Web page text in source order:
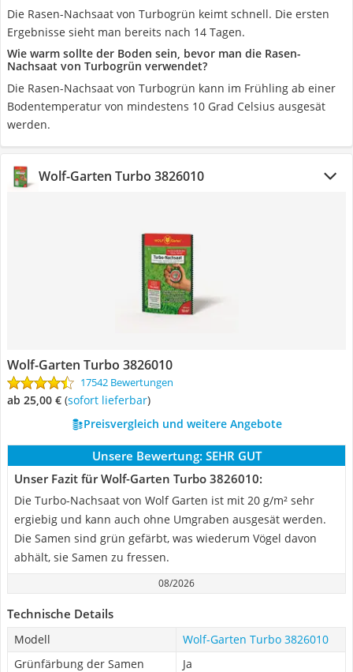
Die Rasen-Nachsaat von Turbogrün keimt schnell. Die ersten
Ergebnisse sieht man bereits nach 14 Tagen.
Wie warm sollte der Boden sein, bevor man die Rasen-
Nachsaat von Turbogrün verwendet?
Die Rasen-Nachsaat von Turbogrün kann im Frühling ab einer
Bodentemperatur von mindestens 10 Grad Celsius ausgesät
werden.
Wolf-Garten Turbo 3826010
Wolf-Garten Turbo 3826010
17542 Bewertungen
ab 25,00 € ( Sofort lieferbar)
Preisvergleich und weitere Angebote
Unsere Bewertung: SEHR GUT
Unser Fazit für Wolf-Garten Turbo 3826010:
Die Turbo-Nachsaat von Wolf Garten ist mit 20 g/m² sehr
ergiebig und kann auch ohne Umgraben ausgesät werden.
Die Samen sind grün gefärbt, was wiederum Vögel davon
abhält, sie Samen zu fressen.
08/2026
Technische Details
Modell
Wolf-Garten Turbo 3826010
Grünfärbung der Samen
Ja